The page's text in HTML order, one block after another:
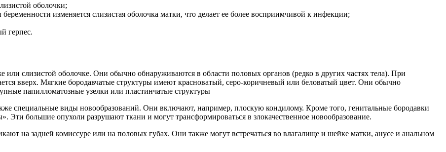
оболочки;
изменяется слизистая оболочка матки, что делает ее более восприимчивой к инфекции;
герпес.
слизистой оболочке. Они обычно обнаруживаются в области половых органов (редко в других частях тела). При
вверх. Мягкие бородавчатые структуры имеют красноватый, серо-коричневый или беловатый цвет. Они обычно
папилломатозные узелки или пластинчатые структуры
специальные виды новообразований. Они включают, например, плоскую кондилому. Кроме того, генитальные бородавки
Эти большие опухоли разрушают ткани и могут трансформироваться в злокачественное новообразование.
на задней комиссуре или на половых губах. Они также могут встречаться во влагалище и шейке матки, анусе и анальном